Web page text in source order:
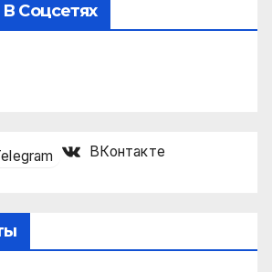
Соцсетях
ВКонтакте